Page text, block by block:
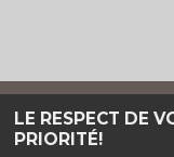
LE RESPECT DE
PRIORITÉ!